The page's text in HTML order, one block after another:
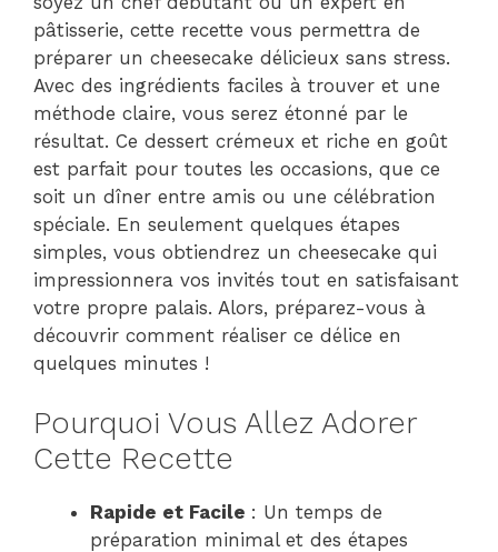
pâtisserie, cette recette vous permettra de
préparer un cheesecake délicieux sans stress.
Avec des ingrédients faciles à trouver et une
méthode claire, vous serez étonné par le
résultat. Ce dessert crémeux et riche en goût
est parfait pour toutes les occasions, que ce
soit un dîner entre amis ou une célébration
spéciale. En seulement quelques étapes
simples, vous obtiendrez un cheesecake qui
impressionnera vos invités tout en satisfaisant
votre propre palais. Alors, préparez-vous à
découvrir comment réaliser ce délice en
quelques minutes !
Pourquoi Vous Allez Adorer
Cette Recette
Rapide et Facile : Un temps de
préparation minimal et des étapes